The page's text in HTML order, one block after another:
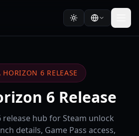
HORIZON 6 RELEASE
6 Release
release hub for Steam unlock
details, Game Pass access,